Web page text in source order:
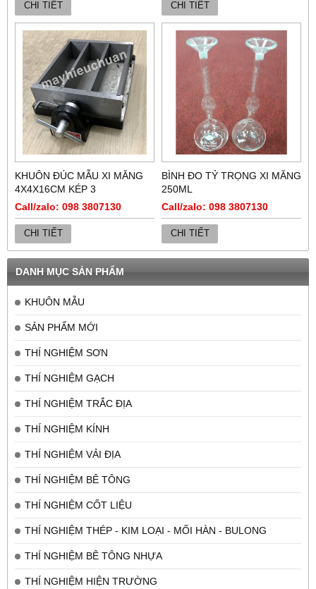
DANH MỤC SẢN PHẨM
KHUÔN MẪU
SẢN PHẨM MỚI
THÍ NGHIỆM SƠN
THÍ NGHIỆM GẠCH
THÍ NGHIỆM TRẮC ĐỊA
THÍ NGHIỆM KÍNH
THÍ NGHIỆM VẢI ĐỊA
THÍ NGHIỆM BÊ TÔNG
THÍ NGHIỆM CỐT LIỆU
THÍ NGHIỆM THÉP - KIM LOẠI - MỐI HÀN - BULONG
THÍ NGHIỆM BÊ TÔNG NHỰA
THÍ NGHIỆM HIỆN TRƯỜNG
CHI TIẾT CHI TIẾT
KHUÔN ĐÚC MẪU XI MĂNG
4X4X16CM KÉP 3
Call/zalo: 098 3807130
CHI TIẾT
BÌNH ĐO TỶ TRỌNG XI MĂNG
250ML
Call/zalo: 098 3807130
CHI TIẾT